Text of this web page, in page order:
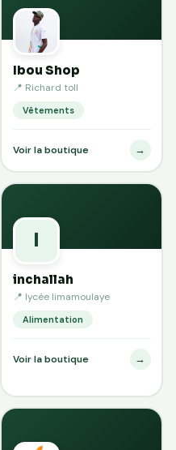
Ibou Shop
📍 Richard toll
Vêtements
Voir la boutique →
inchallah
📍 lycée limamoulaye
Alimentation
Voir la boutique →